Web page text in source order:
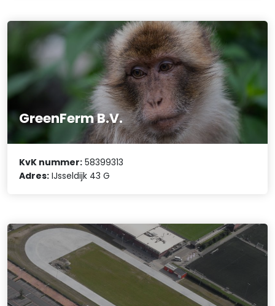
GreenFerm B.V.
KvK nummer: 58399313
Adres: IJsseldijk 43 G